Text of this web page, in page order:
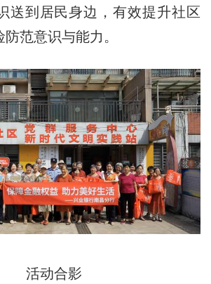
送到居民身边，有效提升社区
范意识与能力。
活动合影